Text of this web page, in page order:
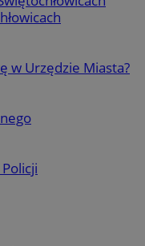
w Urzędzie Miasta?